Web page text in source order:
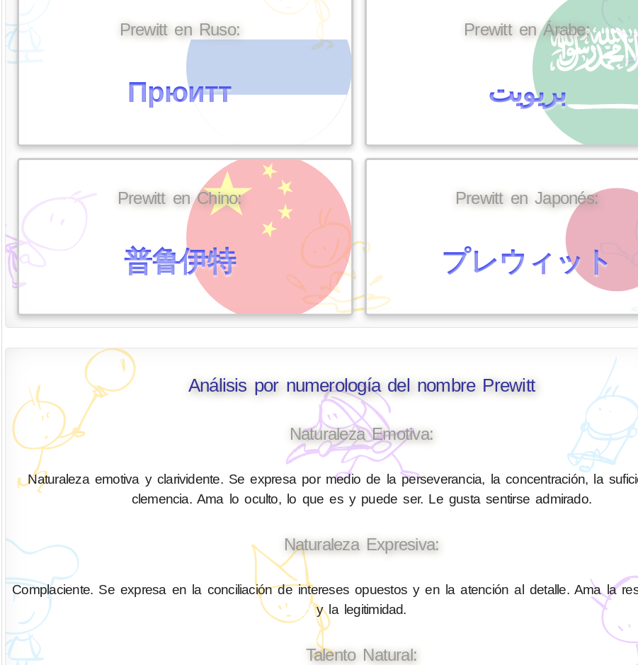
Prewitt en Ruso:
Прюитт
Prewitt en Árabe:
بريويت
Prewitt en Chino:
普鲁伊特
Prewitt en Japonés:
プレウィット
Análisis por numerología del nombre Prewitt
Naturaleza Emotiva:
Naturaleza emotiva y clarividente. Se expresa por medio de la perseverancia, la concentración, la
clemencia. Ama lo oculto, lo que es y puede ser. Le gusta sentirse admirado.
Naturaleza Expresiva:
Complaciente. Se expresa en la conciliación de intereses opuestos y en la atención al detalle. Ama la
y la legitimidad.
Talento Natural: